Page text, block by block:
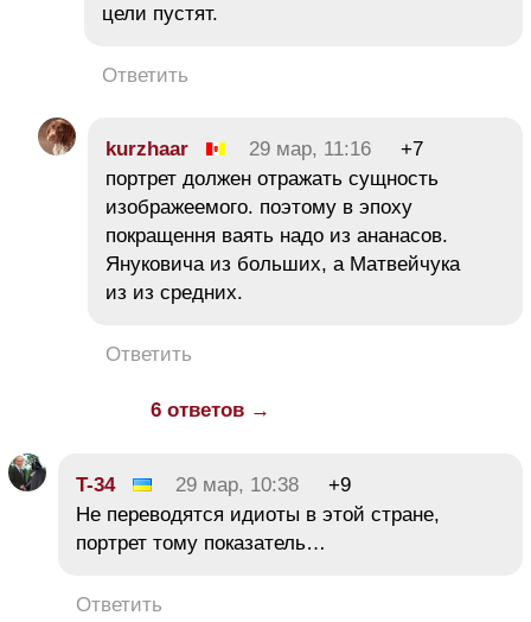
цели пустят.
Ответить
kurzhaar 29 мар, 11:16
+7
портрет должен отражать сущность
изображеемого. поэтому в эпоху
покращення ваять надо из ананасов.
Януковича из больших, а Матвейчука
из из средних.
Ответить
6 ответов →
T-34 29 мар, 10:38
+9
Не переводятся идиоты в этой стране,
портрет тому показатель…
Ответить